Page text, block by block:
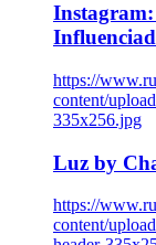
Instagram:
https://
content/
335x256.jpg
Luz by
https://
content/